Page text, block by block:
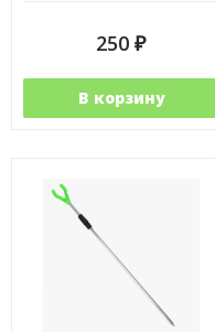
250 ₽
В корзину